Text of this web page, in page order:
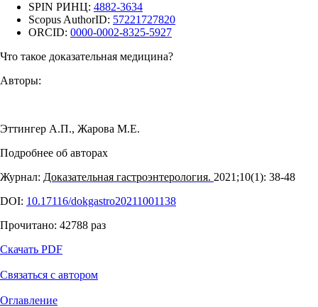
SPIN РИНЦ: 4882-3634
Scopus AuthorID: 57221727820
ORCID: 0000-0002-8325-5927
Что такое доказательная медицина?
Авторы:
Эттингер А.П., Жарова М.Е.
Подробнее об авторах
Журнал: Доказательная гастроэнтерология. 2021;10(1): 38‑48
DOI: 10.17116/dokgastro20211001138
Прочитано: 42788 раз
Скачать PDF
Связаться с автором
Оглавление